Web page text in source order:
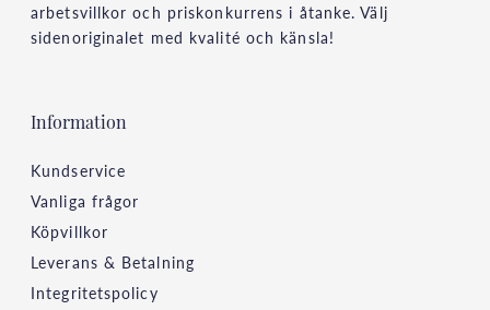
arbetsvillkor och priskonkurrens i åtanke. Välj
sidenoriginalet med kvalité och känsla!
Information
Kundservice
Vanliga frågor
Köpvillkor
Leverans & Betalning
Integritetspolicy